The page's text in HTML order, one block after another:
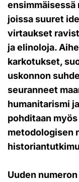
ensimmäisessä
joissa suuret
virtaukset
ja elinoloja.
karkotukset,
uskonnon
seuranneet
humanitarismi
pohditaan
metodologisen
Uuden